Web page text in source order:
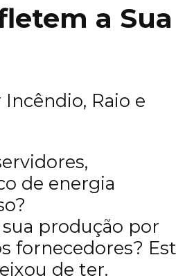
a Sua
Raio e
de energia
produção por
fornecedores?
de ter.